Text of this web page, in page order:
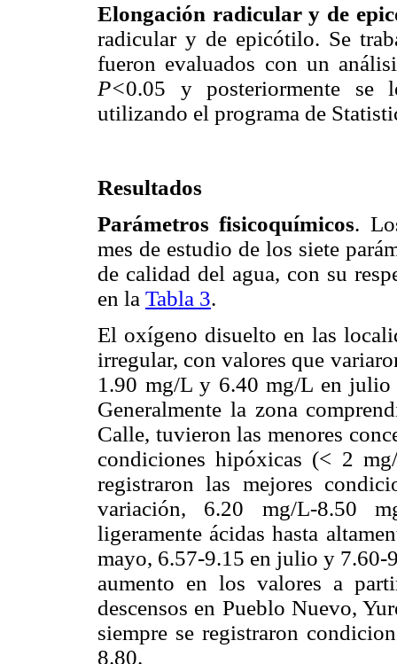
Elongación radicular y de
radicular y de epicótilo. Se
fueron evaluados con un
P<0.05 y posteriormente se
utilizando el programa de
Resultados
Parámetros fisicoquímicos.
mes de estudio de los siete
de calidad del agua, con su
en la Tabla 3.
El oxígeno disuelto en las
irregular, con valores que
1.90 mg/L y 6.40 mg/L en
Generalmente la zona
Calle, tuvieron las menores
condiciones hipóxicas (< 2
registraron las mejores
variación, 6.20 mg/L-8.50
ligeramente ácidas hasta
mayo, 6.57-9.15 en julio y 7.60-
aumento en los valores a
descensos en Pueblo Nuevo,
siempre se registraron
8.80.